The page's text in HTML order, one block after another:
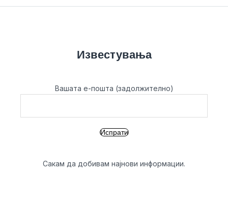
Известувања
Вашата е-пошта (задолжително)
Сакам да добивам најнови информации.